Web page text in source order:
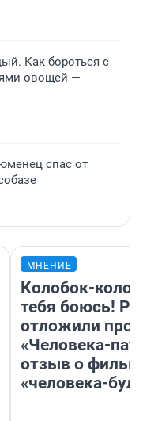
Как бороться с
овощей —
спас от
МНЕНИЕ
Колобок-
тебя боюсь!
отложили
«Человека-
отзыв о
«человека-